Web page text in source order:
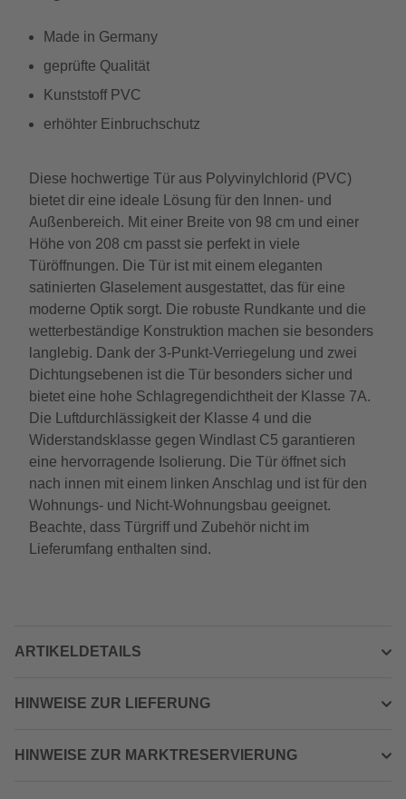
Made in Germany
geprüfte Qualität
Kunststoff PVC
erhöhter Einbruchschutz
Diese hochwertige Tür aus Polyvinylchlorid (PVC)
bietet dir eine ideale Lösung für den Innen- und
Außenbereich. Mit einer Breite von 98 cm und einer
Höhe von 208 cm passt sie perfekt in viele
Türöffnungen. Die Tür ist mit einem eleganten
satinierten Glaselement ausgestattet, das für eine
moderne Optik sorgt. Die robuste Rundkante und die
wetterbeständige Konstruktion machen sie besonders
langlebig. Dank der 3-Punkt-Verriegelung und zwei
Dichtungsebenen ist die Tür besonders sicher und
bietet eine hohe Schlagregendichtheit der Klasse 7A.
Die Luftdurchlässigkeit der Klasse 4 und die
Widerstandsklasse gegen Windlast C5 garantieren
eine hervorragende Isolierung. Die Tür öffnet sich
nach innen mit einem linken Anschlag und ist für den
Wohnungs- und Nicht-Wohnungsbau geeignet.
Beachte, dass Türgriff und Zubehör nicht im
Lieferumfang enthalten sind.
ARTIKELDETAILS
HINWEISE ZUR LIEFERUNG
HINWEISE ZUR MARKTRESERVIERUNG